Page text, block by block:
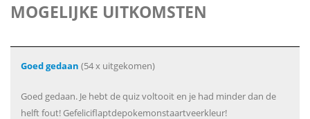
MOGELIJKE UITKOMSTEN
Goed gedaan (54 x uitgekomen)
Goed gedaan. Je hebt de quiz voltooit en je had minder dan de
helft fout! Gefeliciflaptdepokemonstaartveerkleur!